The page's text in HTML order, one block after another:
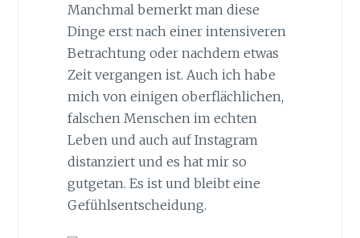
Manchmal bemerkt man diese
Dinge erst nach einer intensiveren
Betrachtung oder nachdem etwas
Zeit vergangen ist. Auch ich habe
mich von einigen oberflächlichen,
falschen Menschen im echten
Leben und auch auf Instagram
distanziert und es hat mir so
gutgetan. Es ist und bleibt eine
Gefühlsentscheidung.